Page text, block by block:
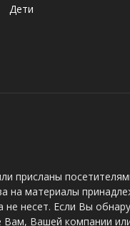
Дети
присланы
на материалы
не несет. Если Вы
Вашей компании